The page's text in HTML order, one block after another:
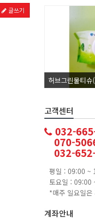
글쓰기
허브그린물티
고객센터
032-
070-
032-
평일 : 09:00 ~
토요일 : 09:00
*매주 일요일은
계좌안내